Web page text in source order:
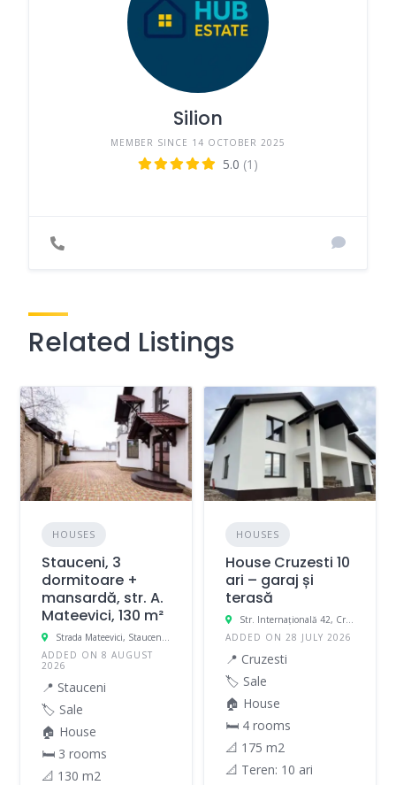
Silion
MEMBER SINCE 14 OCTOBER 2025
5.0 (1)
Related Listings
HOUSES
Stauceni, 3
dormitoare +
mansardă, str. A.
Mateevici, 130 m²
Strada Mateevici, Stauceni, Moldova
ADDED ON 8 AUGUST
2026
📍 Stauceni
🏷️ Sale
🏠 House
🛏 3 rooms
📐 130 m2
HOUSES
House Cruzesti 10
ari – garaj și
terasă
Str. Internațională 42, Cruzesti, Moldova
ADDED ON 28 JULY 2026
📍 Cruzesti
🏷️ Sale
🏠 House
🛏 4 rooms
📐 175 m2
📐 Teren: 10 ari